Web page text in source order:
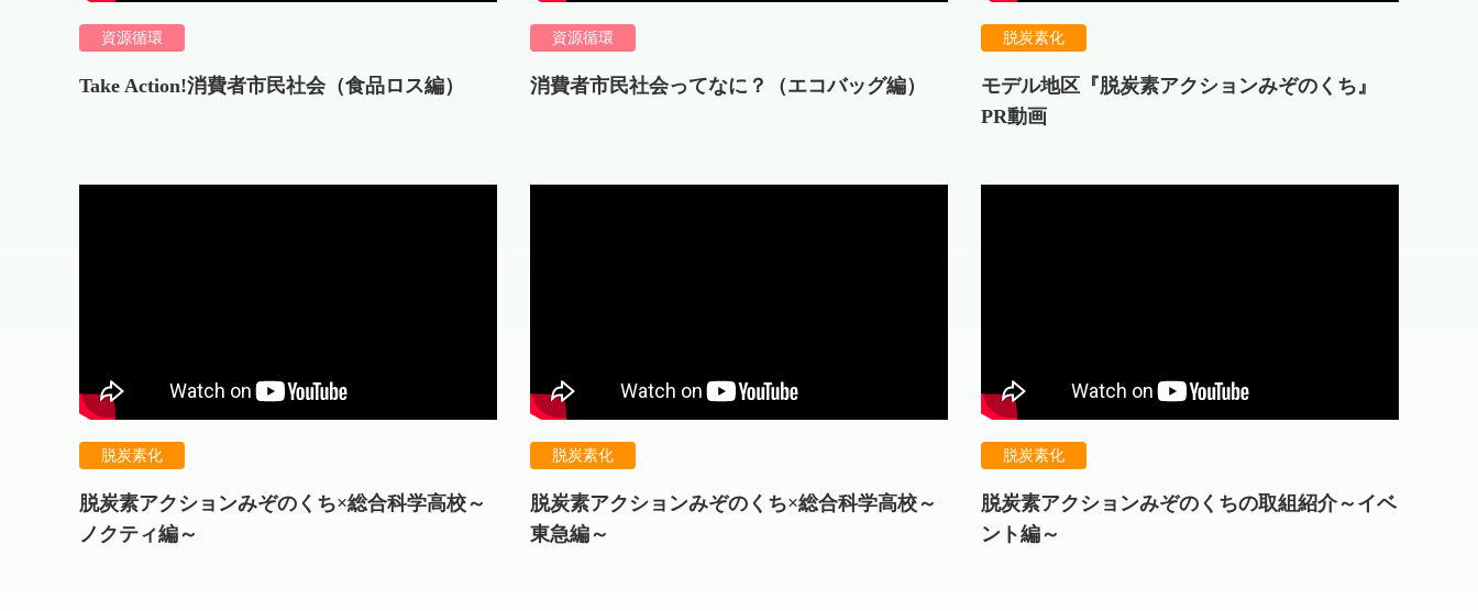
資源循環
Take Action!消費者市民社会（食品ロス編）
資源循環
消費者市民社会ってなに？（エコバッグ編）
脱炭素化
モデル地区『脱炭素アクションみぞのくち』
PR動画
脱炭素化
脱炭素アクションみぞのくち×総合科学高校～
ノクティ編～
脱炭素化
脱炭素アクションみぞのくち×総合科学高校～
東急編～
脱炭素化
脱炭素アクションみぞのくちの取組紹介～イベ
ント編～